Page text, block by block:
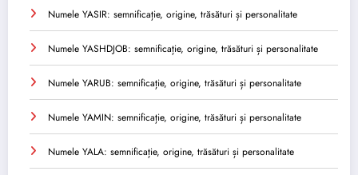
Numele YASIR: semnificație, origine, trăsături și personalitate
Numele YASHDJOB: semnificație, origine, trăsături și personalitate
Numele YARUB: semnificație, origine, trăsături și personalitate
Numele YAMIN: semnificație, origine, trăsături și personalitate
Numele YALA: semnificație, origine, trăsături și personalitate